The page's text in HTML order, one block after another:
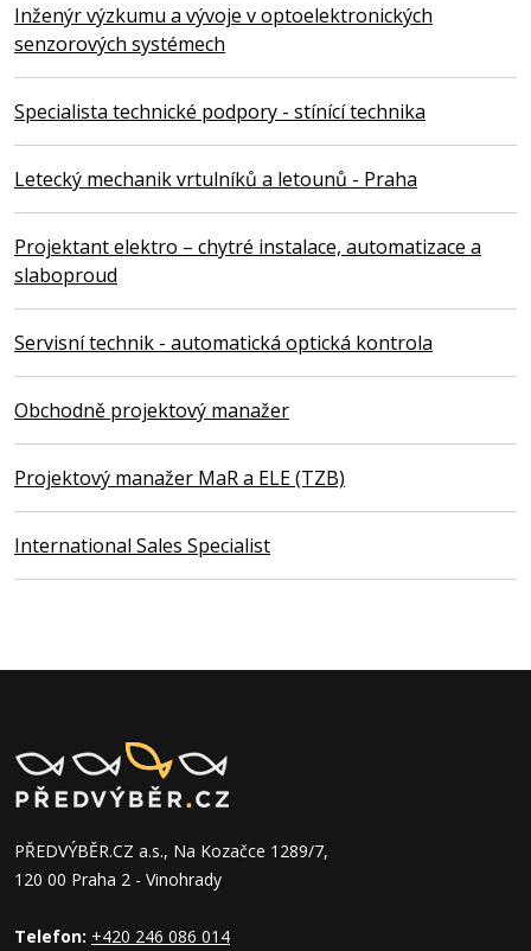
Inženýr výzkumu a vývoje v optoelektronických
senzorových systémech
Specialista technické podpory - stínící technika
Letecký mechanik vrtulníků a letounů - Praha
Projektant elektro – chytré instalace, automatizace a
slaboproud
Servisní technik - automatická optická kontrola
Obchodně projektový manažer
Projektový manažer MaR a ELE (TZB)
International Sales Specialist
PŘEDVÝBĚR.CZ a.s., Na Kozačce 1289/7,
120 00 Praha 2 - Vinohrady
Telefon: +420 246 086 014